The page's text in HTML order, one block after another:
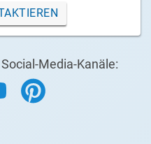
Media-Kanäle: